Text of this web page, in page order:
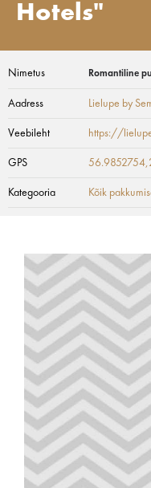
Hotels"
Nimetus Romantiline
Aadress Lielupe by
Veebileht https://
GPS
Kategooria Kõik